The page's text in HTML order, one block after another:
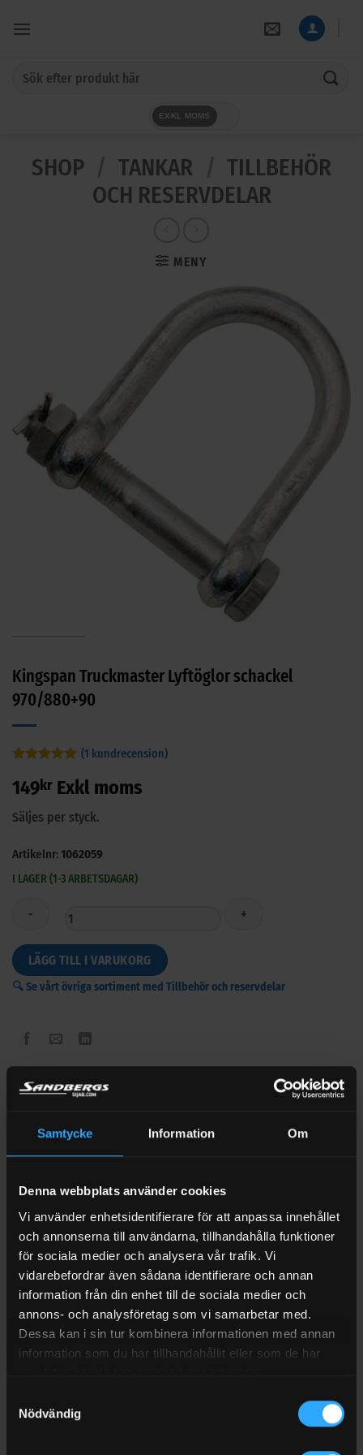
Samtycke Information Om
Denna webbplats använder cookies
Vi använder enhetsidentifierare för att anpassa innehållet
och annonserna till användarna, tillhandahålla funktioner
för sociala medier och analysera vår trafik. Vi
vidarebefordrar även sådana identifierare och annan
information från din enhet till de sociala medier och
annons- och analysföretag som vi samarbetar med.
Dessa kan i sin tur kombinera informationen med annan
information som du har tillhandahållit eller som de har
Nödvändig
EXKL MOMS
SHOP TANKAR
TILLBEHÖR
OCH RESERVDELAR
MENY
Kingspan Truckmaster Lyftöglor schackel
970/880+90
av 5
baserat på
kundrecension
(1 kundrecension)
149kr Exkl moms
Säljes per styck.
Artikelnr:1062059
I LAGER (1-3 ARBETSDAGAR)
Kingspan
Truckmaster
Lyftöglor
mängd
LÄGG TILL I VARUKORG
🔍 Se vårt övriga sortiment med Tillbehör och reservdelar
BESKRIVNING
RECENSIONER (1)
FRAKT
Lyftögglor Kingspan Truckmaster schackel
Lyftögglor som passar till Truckmaster-serien mobila tankar.
Det sitter 4st per tank.
Truckmaster 970
Säljes per styck.